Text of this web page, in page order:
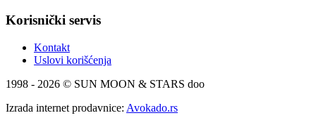
Korisnički servis
Kontakt
Uslovi korišćenja
1998 - 2026 © SUN MOON & STARS doo
Izrada internet prodavnice: Avokado.rs